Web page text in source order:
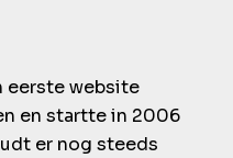
eerste website
en startte in 2006
er nog steeds